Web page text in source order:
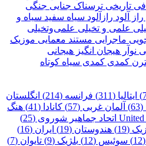
تاریخی ترسناک جنایی جنگی
راز آلود رازآلود سیاه سفید سیاه و
علمی و تخیلی علمی‌و‌تخیلی
ماجرایی مستند معمایی موزیک
نوآر هیجان انگیز هیجانی
کمدی کمدی سیاه کوتاه
ایتالیا (311) فرانسه (214)
انگلستان
آلمان غربی (57) کانادا (41)
هنگ
اتحاد جماهیر شوروی (25)
(19) هندوستان (19)
ایران (16)
سوئیس (12) بلژیک (9)
تایوان (7)